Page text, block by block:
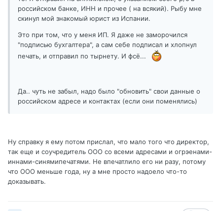
российском банке, ИНН и прочее ( на всякий). Рыбу мне
скинул мой знакомый юрист из Испании.
Это при том, что у меня ИП. Я даже не заморочился
"подписью бухгалтера", а сам себе подписал и хлопнул
печать, и отправил по тырнету. И фсё...
Да.. чуть не забыл, надо было "обновить" свои данные о
российском адресе и контактах (если они поменялись)
Ну справку я ему потом прислал, что мало того что директор,
так еще и соучредитель ООО со всеми адресами и огрэенами-
иннами-синямипечатями. Не впечатлило его ни разу, потому
что ООО меньше года, ну а мне просто надоело что-то
доказывать.